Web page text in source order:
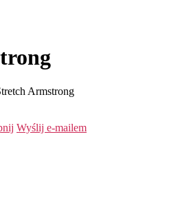
Armstrong
Wyślij e-mailem